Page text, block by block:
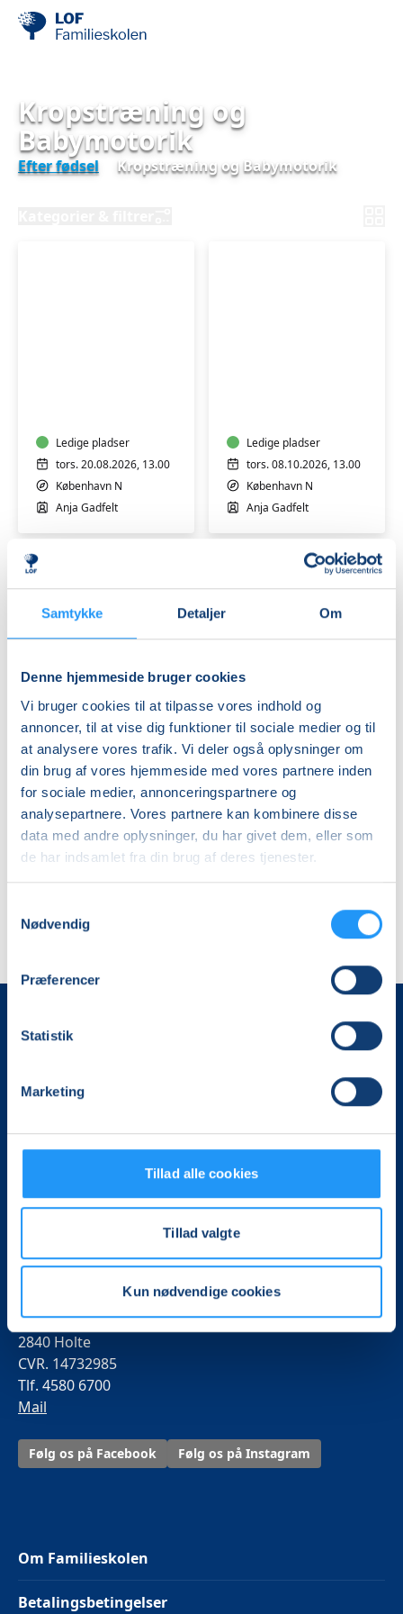
Samtykke Detaljer Om
Denne hjemmeside bruger cookies
Vi bruger cookies til at tilpasse vores indhold og
annoncer, til at vise dig funktioner til sociale medier og til
at analysere vores trafik. Vi deler også oplysninger om
din brug af vores hjemmeside med vores partnere inden
for sociale medier, annonceringspartnere og
analysepartnere. Vores partnere kan kombinere disse
data med andre oplysninger, du har givet dem, eller som
de har indsamlet fra din brug af deres tjenester.
Nødvendig
Præferencer
Statistik
Marketing
Tillad alle cookies
Tillad valgte
Kun nødvendige cookies
Kropstræning og
Babymotorik
Efter fødsel Kropstræning og Babymotorik
6
mdr.)
Ledige pladser
tors. 20.08.2026, 13.00
København N
Anja Gadfelt
6
mdr.)
Ledige pladser
tors. 08.10.2026, 13.00
København N
Anja Gadfelt
Kropstræning
og
babymotorik
(3-
6
mdr.)
Ledige pladser
tors. 10.12.2026, 13.00
København N
Anja Gadfelt
Det, der er vigtigt for samfundet, er vigtigt for os
mere end 100.000 deltagere i hele landet med kurser,
foredrag og oplevelser.
Kulturcenter Mariehøj
Øverødvej 246 B
2840 Holte
CVR. 14732985
Tlf. 4580 6700
Mail
Følg os på Facebook Følg os på Instagram
Om Familieskolen
Betalingsbetingelser